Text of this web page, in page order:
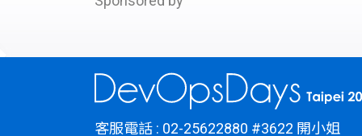
客服電話 : 02-25622880 #3622 開小姐